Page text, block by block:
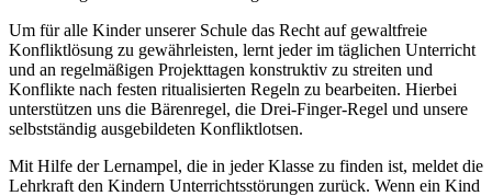
Um für alle Kinder unserer Schule das Recht auf gewaltfreie
Konfliktlösung zu gewährleisten, lernt jeder im täglichen Unterricht
und an regelmäßigen Projekttagen konstruktiv zu streiten und
Konflikte nach festen ritualisierten Regeln zu bearbeiten. Hierbei
unterstützen uns die Bärenregel, die Drei-Finger-Regel und unsere
selbstständig ausgebildeten Konfliktlotsen.
Mit Hilfe der Lernampel, die in jeder Klasse zu finden ist, meldet die
Lehrkraft den Kindern Unterrichtsstörungen zurück. Wenn ein Kind